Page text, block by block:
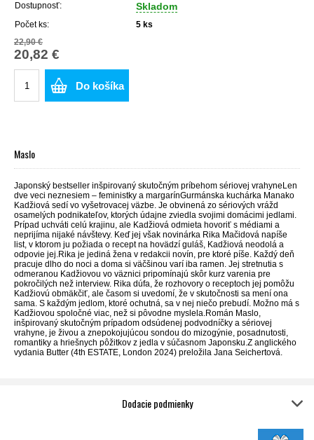
Dostupnosť: Skladom
Počet ks: 5 ks
22,90 €
20,82 €
Do košíka
Maslo
Japonský bestseller inšpirovaný skutočným príbehom sériovej vrahyneLen
dve veci neznesiem – feministky a margarínGurmánska kuchárka Manako
Kadžiová sedí vo vyšetrovacej väzbe. Je obvinená zo sériových vrážd
osamelých podnikateľov, ktorých údajne zviedla svojimi domácimi jedlami.
Prípad uchváti celú krajinu, ale Kadžiová odmieta hovoriť s médiami a
neprijíma nijaké návštevy. Keď jej však novinárka Rika Mačidová napíše
list, v ktorom ju požiada o recept na hovädzí guláš, Kadžiová neodolá a
odpovie jej.Rika je jediná žena v redakcii novín, pre ktoré píše. Každý deň
pracuje dlho do noci a doma si väčšinou varí iba ramen. Jej stretnutia s
odmeranou Kadžiovou vo väznici pripomínajú skôr kurz varenia pre
pokročilých než interview. Rika dúfa, že rozhovory o receptoch jej pomôžu
Kadžiovú obmäkčiť, ale časom si uvedomí, že v skutočnosti sa mení ona
sama. S každým jedlom, ktoré ochutná, sa v nej niečo prebudí. Možno má s
Kadžiovou spoločné viac, než si pôvodne myslela.Román Maslo,
inšpirovaný skutočným prípadom odsúdenej podvodníčky a sériovej
vrahyne, je živou a znepokojujúcou sondou do mizogýnie, posadnutosti,
romantiky a hriešnych pôžitkov z jedla v súčasnom Japonsku.Z anglického
vydania Butter (4th ESTATE, London 2024) preložila Jana Seichertová.
Dodacie podmienky